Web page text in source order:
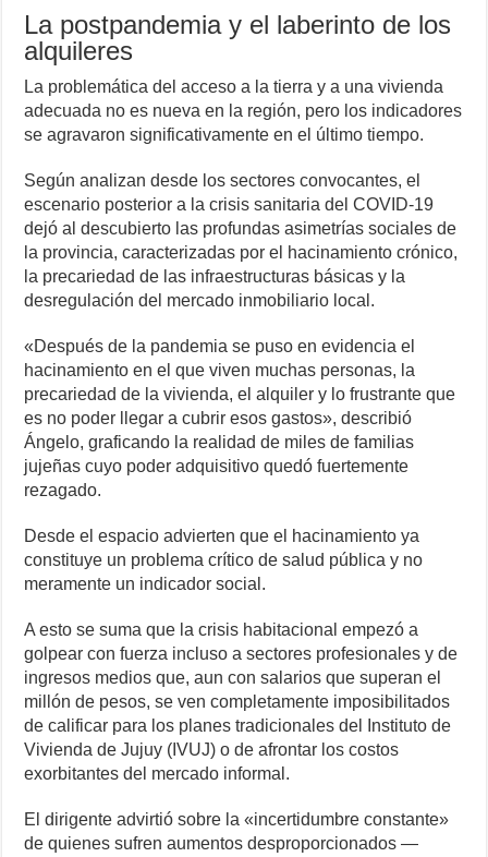
La postpandemia y el laberinto de los
alquileres
La problemática del acceso a la tierra y a una vivienda
adecuada no es nueva en la región, pero los indicadores
se agravaron significativamente en el último tiempo.
Según analizan desde los sectores convocantes, el
escenario posterior a la crisis sanitaria del COVID-19
dejó al descubierto las profundas asimetrías sociales de
la provincia, caracterizadas por el hacinamiento crónico,
la precariedad de las infraestructuras básicas y la
desregulación del mercado inmobiliario local.
«Después de la pandemia se puso en evidencia el
hacinamiento en el que viven muchas personas, la
precariedad de la vivienda, el alquiler y lo frustrante que
es no poder llegar a cubrir esos gastos», describió
Ángelo, graficando la realidad de miles de familias
jujeñas cuyo poder adquisitivo quedó fuertemente
rezagado.
Desde el espacio advierten que el hacinamiento ya
constituye un problema crítico de salud pública y no
meramente un indicador social.
A esto se suma que la crisis habitacional empezó a
golpear con fuerza incluso a sectores profesionales y de
ingresos medios que, aun con salarios que superan el
millón de pesos, se ven completamente imposibilitados
de calificar para los planes tradicionales del Instituto de
Vivienda de Jujuy (IVUJ) o de afrontar los costos
exorbitantes del mercado informal.
El dirigente advirtió sobre la «incertidumbre constante»
de quienes sufren aumentos desproporcionados —